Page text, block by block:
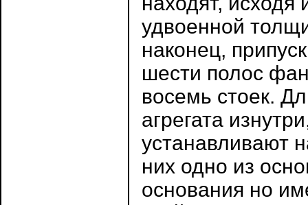
удвоенной
наконец,
шести полос
восемь стоек.
агрегата
устанавливают
них одно из
основания но